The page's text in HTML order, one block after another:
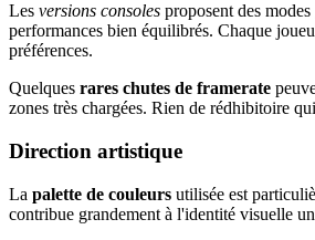
Les versions consoles proposent des
performances bien équilibrés. Chaque
préférences.
Quelques rares chutes de framerate
zones très chargées. Rien de rédhibitoire
Direction artistique
La palette de couleurs utilisée est
contribue grandement à l'identité visuelle